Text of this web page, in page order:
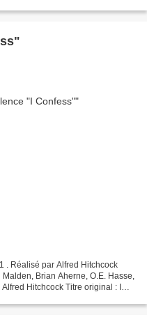
. Réalisé par Alfred Hitchcock
Brian Aherne, O.E. Hasse,
Hitchcock Titre original : I